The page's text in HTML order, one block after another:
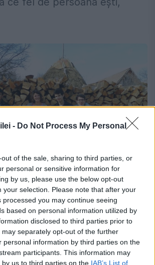
- Do Not Process My Personal
of the sale, sharing to third parties, or
personal or sensitive information for
by us, please use the below opt-out
your selection. Please note that after your
processed you may continue seeing
based on personal information utilized by
disclosed to third parties prior to
separately opt-out of the further
personal information by third parties on the
participants. This information may
us to third parties on the IAB’s List of
nişte copii nevăzători
Precup (10 ani) şi
(16), aceasta a fost cea